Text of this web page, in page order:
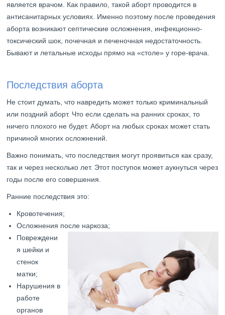
является врачом. Как правило, такой аборт проводится в
антисанитарных условиях. Именно поэтому после проведения
аборта возникают септические осложнения, инфекционно-
токсический шок, почечная и печеночная недостаточность.
Бывают и летальные исходы прямо на «столе» у горе-врача.
Последствия аборта
Не стоит думать, что навредить может только криминальный
или поздний аборт. Что если сделать на ранних сроках, то
ничего плохого не будет. Аборт на любых сроках может стать
причиной многих осложнений.
Важно понимать, что последствия могут проявиться как сразу,
так и через несколько лет. Этот поступок может аукнуться через
годы после его совершения.
Ранние последствия это:
Кровотечения;
Осложнения после наркоза;
Повреждени
я шейки и
стенок
матки;
Нарушения в
работе
органов